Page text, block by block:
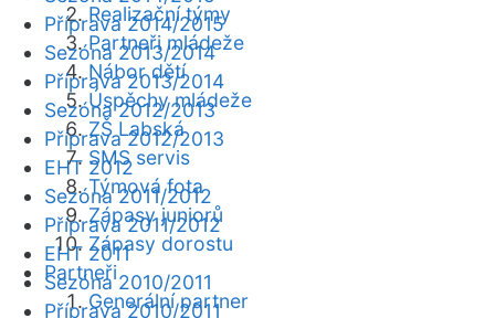
Realizační týmy
Partneři mládeže
Nábor dětí
Úspěchy mládeže
ZŠ Labská
SMS servis
Týmová fota
Zápasy juniorů
Zápasy dorostu
Partneři
Generální partner
Příprava 2014/2015
Sezóna 2013/2014
Příprava 2013/2014
Sezóna 2012/2013
Příprava 2012/2013
EHT 2012
Sezóna 2011/2012
Příprava 2011/2012
EHT 2011
Sezóna 2010/2011
Příprava 2010/2011